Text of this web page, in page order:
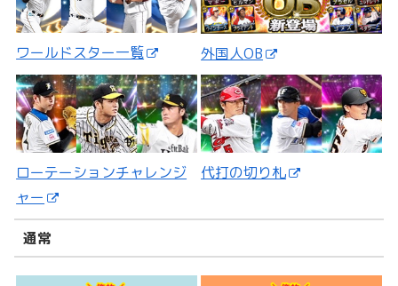
ワールドスター一覧 外国人OB
ローテーションチャレンジ
ャー
代打の切り札
通常